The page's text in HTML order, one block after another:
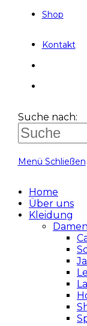
Shop
Kontakt
Suche nach:
Menü Schließen
Home
Über uns
Kleidung
Damen